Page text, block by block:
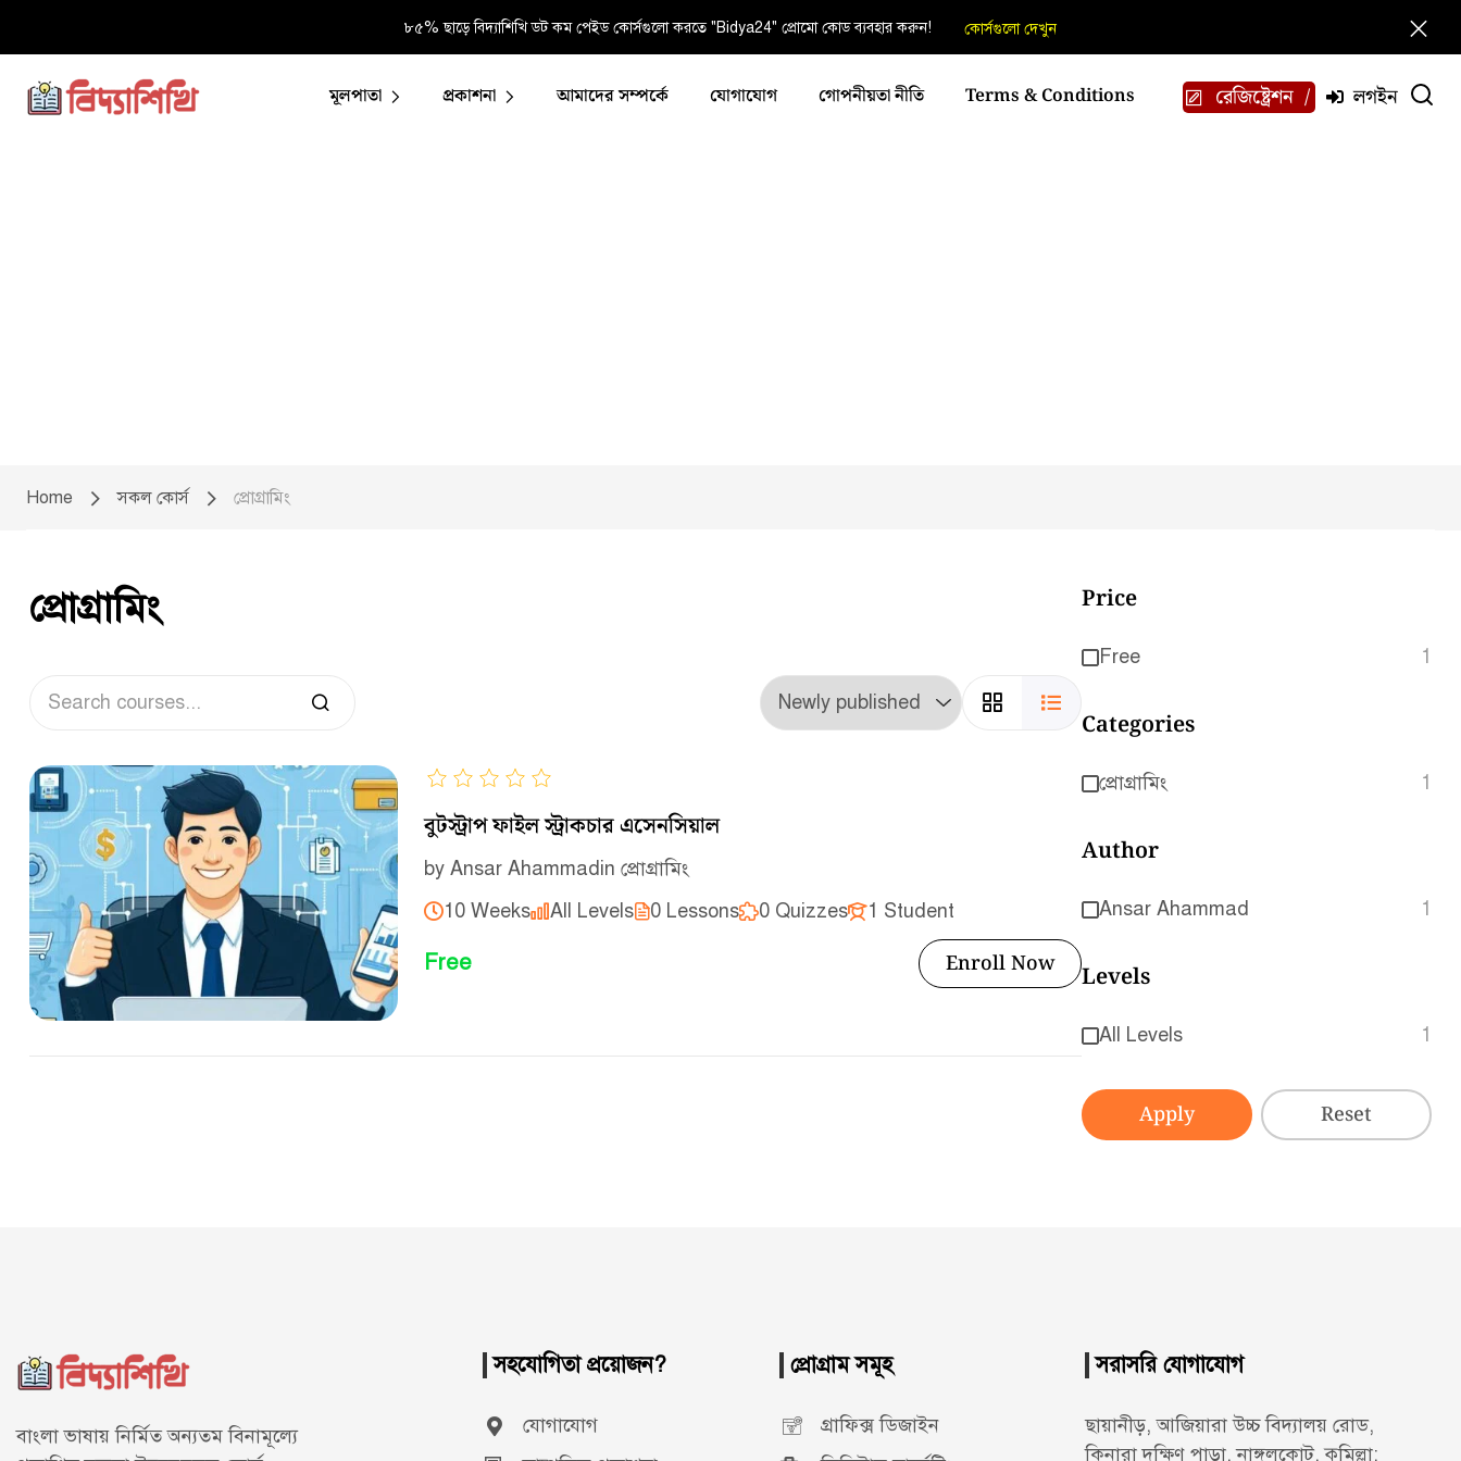
৮৫% ছাড়ে বিদ্যাশিখি ডট কম পেইড কোর্সগুলো করতে "Bidya24" প্রোমো কোড ব্যবহার করুন! কোর্সগুলো দেখুন
মূলপাতা প্রকাশনা আমাদের সম্পর্কে যোগাযোগ গোপনীয়তা নীতি Terms & Conditions রেজিষ্ট্রেশন লগইন
Home সকল কোর্স প্রোগ্রামিং
প্রোগ্রামিং
বুটস্ট্রাপ ফাইল স্ট্রাকচার এসেনসিয়াল
by Ansar Ahammadin প্রোগ্রামিং
10 Weeks
All Levels 0 Lessons 0 Quizzes 1 Student
Free Enroll Now
Price
Free 1
Categories
প্রোগ্রামিং 1
Author
Ansar Ahammad 1
Levels
All Levels 1
Apply Reset
বাংলা ভাষায় নির্মিত অন্যতম বিনামূল্যে
সহযোগিতা প্রয়োজন?
যোগাযোগ
প্রোগ্রাম সমূহ
গ্রাফিক্স ডিজাইন
সরাসরি যোগাযোগ
ছায়ানীড়, আজিয়ারা উচ্চ বিদ্যালয় রোড,
কিনারা দক্ষিণ পাড়া, নাঙ্গলকোট, কুমিল্লা;